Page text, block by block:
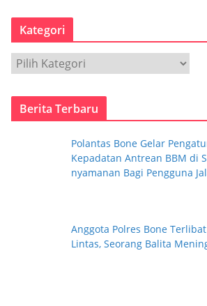
s
p
Kategori
a
t
Berita Terbaru
Polantas Bone Gelar
Kepadatan Antrean BBM di
nyamanan Bagi Pengguna
Anggota Polres Bone
Lintas, Seorang Balita